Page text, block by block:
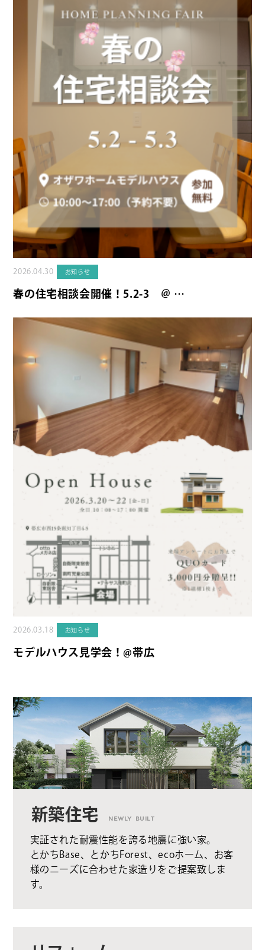
2026.04.30 お知らせ
春の住宅相談会開催！5.2-3 ＠ …
2026.03.18 お知らせ
モデルハウス見学会！@帯広
新築住宅 NEWLY BUILT
実証された耐震性能を誇る地震に強い家。
とかちBase、とかちForest、ecoホーム、お客
様のニーズに合わせた家造りをご提案致しま
す。